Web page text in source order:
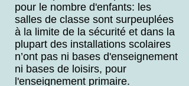
pour le nombre d'enfants: les
salles de classe sont surpeuplées
à la limite de la sécurité et dans la
plupart des installations scolaires
n’ont pas ni bases d'enseignement
ni bases de loisirs, pour
l'enseignement primaire.